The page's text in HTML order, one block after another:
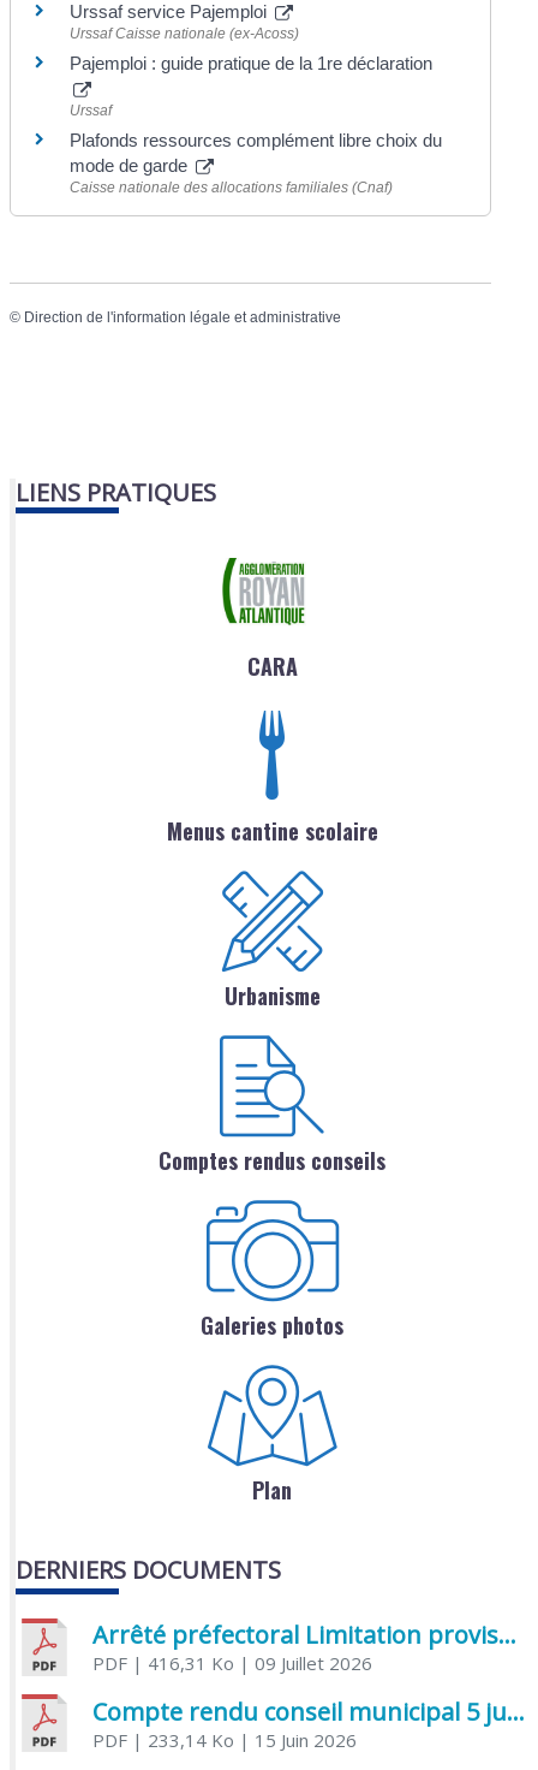
Urssaf service Pajemploi
Urssaf Caisse nationale (ex-Acoss)
Pajemploi : guide pratique de la 1re déclaration
Urssaf
Plafonds ressources complément libre choix du
mode de garde
Caisse nationale des allocations familiales (Cnaf)
© Direction de l'information légale et administrative
LIENS PRATIQUES
CARA
Menus cantine scolaire
Urbanisme
Comptes rendus conseils
Galeries photos
Plan
DERNIERS DOCUMENTS
Arrêté préfectoral Limitation provisoire des usages de l’eau
PDF| 416,31 Ko | 09 Juillet 2026
Compte rendu conseil municipal 5 juin 2026 sénatoriale
PDF| 233,14 Ko | 15 Juin 2026